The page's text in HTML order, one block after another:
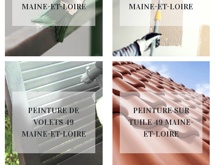
MAINE-ET-LOIRE
MAINE-ET-LOIRE
PEINTURE DE
VOLETS 49
MAINE-ET-LOIRE
PEINTURE SUR
TUILE 49 MAINE-
ET-LOIRE